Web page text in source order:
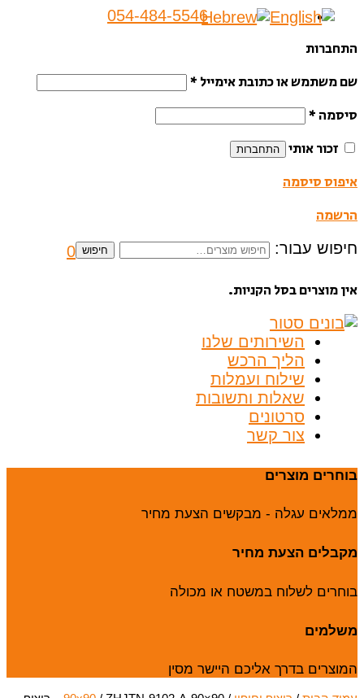
054-484-5546
התחברות
שם משתמש או כתובת אימייל *
סיסמה *
זכור אותי
התחברות
איפוס סיסמה
הרשמה
חיפוש עבור: חיפוש 0
אין מוצרים בסל הקניות.
השירותים שלנו
הליך הרכש
שילוח ועמלות
שאלות ותשובות
סרטונים
צור קשר
בוחרים מוצרים
ממלאים עגלה - מבקשים הצעת מחיר
מקבלים הצעת מחיר
בוחרים לשלוח במשטח או מכולה
משלמים
המוצרים בדרך אליכם היישר מסין